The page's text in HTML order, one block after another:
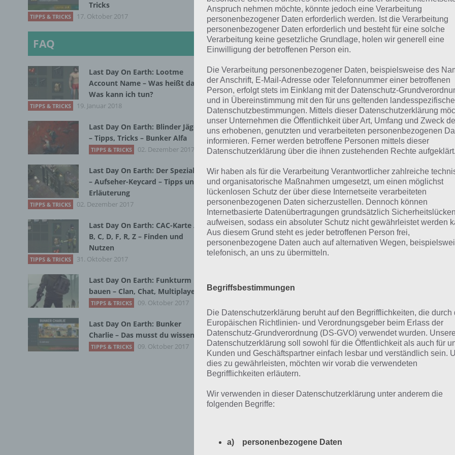
hier auf
Einsteiger Guide
bauen
Alle Waffen
12 Tipps und Tricks ATV bauen
Alle Orte und
Events
Münzen kostenlos Säurebad Alle Beißer
Der
Große
Am PC spielen
Stahlbarren
herstellen?
Alle Pläne
Wachturm
freischalten
Angebote des
Händlers
Liste der
Nahrung
Tipps
bauen
10 Dinge, die du
wissen solltest
Der Blinde
Hunde und
Welpen
Diese Nahrung hilft gegen
Lebensenergie
Hier haben wir die Nahrung aufgelistet, wieviel Hunger,
diese stillt. Nutze auch einfach die Suchfunktion oder
Spalte, um herauszufinden, welche Nahrung am meisten
welche nur die Lebensenergie auffüllt.
Einträge anzeigen
Tricks
TIPPS & TRICKS 17. Oktober 2017
FAQ
Last Day On Earth: Lootme
Account Name – Was heißt das?
Was kann ich tun?
TIPPS & TRICKS 19. Januar 2018
Last Day On Earth: Blinder Jäger
– Tipps, Tricks – Bunker Alfa
TIPPS & TRICKS 02. Dezember 2017
Last Day On Earth: Der Spezialist
– Aufseher-Keycard – Tipps und
Erläuterung
TIPPS & TRICKS 02. Dezember 2017
Last Day On Earth: CAC-Karte A,
B, C, D, F, R, Z – Finden und
Nutzen
TIPPS & TRICKS 31. Oktober 2017
Last Day On Earth: Funkturm
bauen – Clan, Chat, Multiplayer
TIPPS & TRICKS 09. Oktober 2017
Last Day On Earth: Bunker
Charlie – Das musst du wissen
TIPPS & TRICKS 09. Oktober 2017
Anspruch nehmen möchte, könnte jedoch eine Verarbeitung
personenbezogener Daten erforderlich werden. Ist die Verarbeitung
personenbezogener Daten erforderlich und besteht für eine solche
Verarbeitung keine gesetzliche Grundlage, holen wir generell eine
Einwilligung der betroffenen Person ein.
Die Verarbeitung personenbezogener Daten, beispielsweise des
der Anschrift, E-Mail-Adresse oder Telefonnummer einer betroffenen
Person, erfolgt stets im Einklang mit der Datenschutz-
und in Übereinstimmung mit den für uns geltenden
Datenschutzbestimmungen. Mittels dieser Datenschutzerklärung
unser Unternehmen die Öffentlichkeit über Art, Umfang und Zweck
uns erhobenen, genutzten und verarbeiteten personenbezogenen
informieren. Ferner werden betroffene Personen mittels dieser
Datenschutzerklärung über die ihnen zustehenden Rechte aufgeklärt.
Wir haben als für die Verarbeitung Verantwortlicher zahlreiche
und organisatorische Maßnahmen umgesetzt, um einen möglichst
lückenlosen Schutz der über diese Internetseite verarbeiteten
personenbezogenen Daten sicherzustellen. Dennoch können
Internetbasierte Datenübertragungen grundsätzlich Sicherheitslücken
aufweisen, sodass ein absoluter Schutz nicht gewährleistet werden
Aus diesem Grund steht es jeder betroffenen Person frei,
personenbezogene Daten auch auf alternativen Wegen,
telefonisch, an uns zu übermitteln.
Begriffsbestimmungen
Die Datenschutzerklärung beruht auf den Begrifflichkeiten, die durch
Europäischen Richtlinien- und Verordnungsgeber beim Erlass der
Datenschutz-Grundverordnung (DS-GVO) verwendet wurden.
Datenschutzerklärung soll sowohl für die Öffentlichkeit als auch für
Kunden und Geschäftspartner einfach lesbar und verständlich sein.
dies zu gewährleisten, möchten wir vorab die verwendeten
Begrifflichkeiten erläutern.
Wir verwenden in dieser Datenschutzerklärung unter anderem die
folgenden Begriffe:
a) personenbezogene Daten